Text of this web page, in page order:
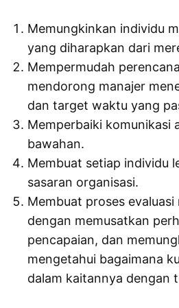
Memungkinkan individu
yang diharapkan dari
Mempermudah
mendorong manajer
dan target waktu yang
Memperbaiki komunikasi
bawahan.
Membuat setiap individu
sasaran organisasi.
Membuat proses
dengan memusatkan
pencapaian, dan
mengetahui bagaimana
dalam kaitannya dengan